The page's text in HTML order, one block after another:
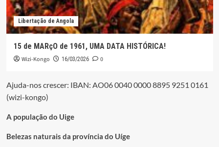
Libertação de Angola
15 de MARçO de 1961, UMA DATA HISTÓRICA!
Wizi-Kongo 16/03/2026 0
Ajuda-nos crescer: IBAN: AO06 0040 0000 8895 9251 0161
(wizi-kongo)
A população do Uige
Belezas naturais da província do Uíge